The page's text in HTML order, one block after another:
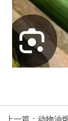
上一篇：动物油